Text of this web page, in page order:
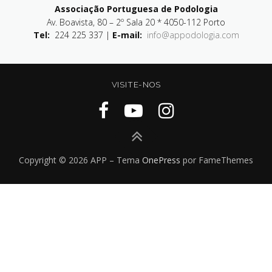
Associação Portuguesa de Podologia
Av. Boavista, 80 – 2º Sala 20 * 4050-112 Porto
Tel: 224 225 337 | E-mail: info@appodologia.com
VISITE-NOS
Copyright © 2026 APP – Tema OnePress por FameThemes